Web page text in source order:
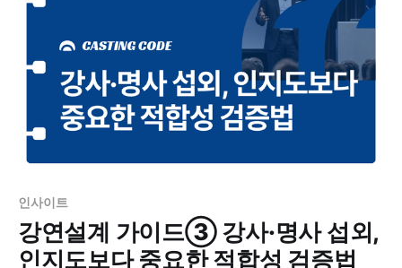
인사이트
강연설계 가이드③ 강사·명사 섭외,
인지도보다 중요한 적합성 검증법